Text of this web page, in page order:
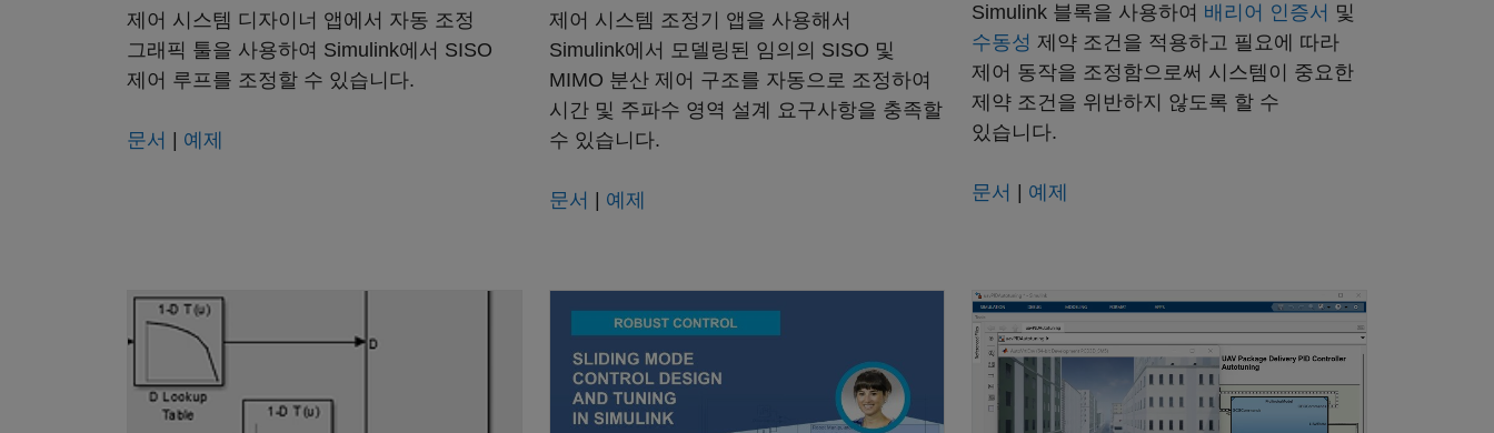
제어 시스템 디자이너 앱에서 자동 조정
그래픽 툴을 사용하여 Simulink에서 SISO
제어 루프를 조정할 수 있습니다.
문서 | 예제
제어 시스템 조정기 앱을 사용해서
Simulink에서 모델링된 임의의 SISO 및
MIMO 분산 제어 구조를 자동으로 조정하여
시간 및 주파수 영역 설계 요구사항을 충족할
수 있습니다.
문서 예제
Simulink 블록을 사용하여 배리어 인증서 및
수동성 제약 조건을 적용하고 필요에 따라
제어 동작을 조정함으로써 시스템이 중요한
제약 조건을 위반하지 않도록 할 수
있습니다.
문서 예제
PID 제어기의 이득 스케줄링